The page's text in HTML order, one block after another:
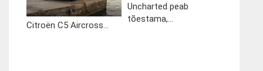
Citroën C5 Aircross...
Uncharted peab
tõestama,...